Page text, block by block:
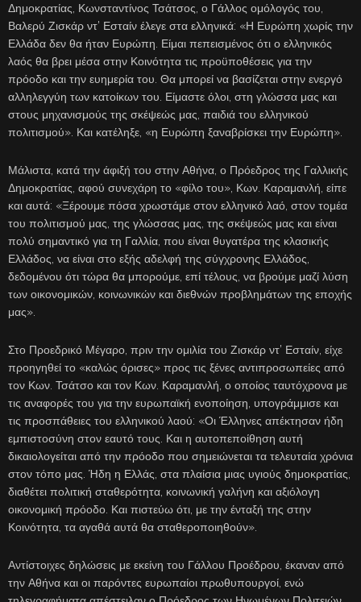
Δημοκρατίας, Κωνσταντίνος Τσάτσος, ο Γάλλος ομόλογός του,
Βαλερύ Ζισκάρ ντ’ Εσταίν έλεγε στα ελληνικά: «Η Ευρώπη χωρίς την
Ελλάδα δεν θα ήταν Ευρώπη. Είμαι πεπεισμένος ότι ο ελληνικός
λαός θα βρει μέσα στην Κοινότητα τις προϋποθέσεις για την
πρόοδο και την ευημερία του. Θα μπορεί να βασίζεται στην ενεργό
αλληλεγγύη των κατοίκων του. Είμαστε όλοι, στη γλώσσα μας και
στους μηχανισμούς της σκέψεώς μας, παιδιά του ελληνικού
πολιτισμού». Και κατέληξε, «η Ευρώπη ξαναβρίσκει την Ευρώπη».
Μάλιστα, κατά την άφιξή του στην Αθήνα, ο Πρόεδρος της Γαλλικής
Δημοκρατίας, αφού συνεχάρη το «φίλο του», Κων. Καραμανλή, είπε
και αυτά: «Ξέρουμε πόσα χρωστάμε στον ελληνικό λαό, στον τομέα
του πολιτισμού μας, της γλώσσας μας, της σκέψεώς μας και είναι
πολύ σημαντικό για τη Γαλλία, που είναι θυγατέρα της κλασικής
Ελλάδος, να είναι στο εξής αδελφή της σύγχρονης Ελλάδος,
δεδομένου ότι τώρα θα μπορούμε, επί τέλους, να βρούμε μαζί λύση
των οικονομικών, κοινωνικών και διεθνών προβλημάτων της εποχής
μας».
Στο Προεδρικό Μέγαρο, πριν την ομιλία του Ζισκάρ ντ’ Εσταίν, είχε
προηγηθεί το «καλώς όρισες» προς τις ξένες αντιπροσωπείες από
τον Κων. Τσάτσο και τον Κων. Καραμανλή, ο οποίος ταυτόχρονα με
τις αναφορές του για την ευρωπαϊκή ενοποίηση, υπογράμμισε και
τις προσπάθειες του ελληνικού λαού: «Οι Έλληνες απέκτησαν ήδη
εμπιστοσύνη στον εαυτό τους. Και η αυτοπεποίθηση αυτή
δικαιολογείται από την πρόοδο που σημειώνεται τα τελευταία χρόνια
στον τόπο μας. Ήδη η Ελλάς, στα πλαίσια μιας υγιούς δημοκρατίας,
διαθέτει πολιτική σταθερότητα, κοινωνική γαλήνη και αξιόλογη
οικονομική πρόοδο. Και πιστεύω ότι, με την ένταξή της στην
Κοινότητα, τα αγαθά αυτά θα σταθεροποιηθούν».
Αντίστοιχες δηλώσεις με εκείνη του Γάλλου Προέδρου, έκαναν από
την Αθήνα και οι παρόντες ευρωπαίοι πρωθυπουργοί, ενώ